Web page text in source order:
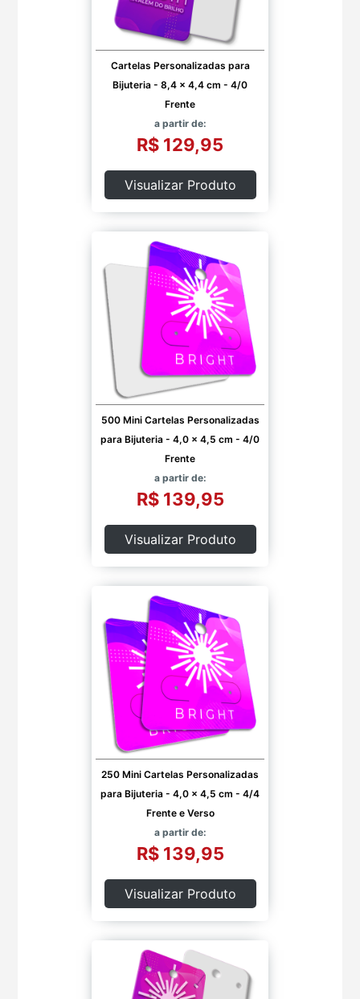
Cartelas Personalizadas para
Bijuteria - 8,4 x 4,4 cm - 4/0
Frente
a partir de:
R$ 129,95
Visualizar Produto
500 Mini Cartelas Personalizadas
para Bijuteria - 4,0 x 4,5 cm - 4/0
Frente
a partir de:
R$ 139,95
Visualizar Produto
250 Mini Cartelas Personalizadas
para Bijuteria - 4,0 x 4,5 cm - 4/4
Frente e Verso
a partir de:
R$ 139,95
Visualizar Produto